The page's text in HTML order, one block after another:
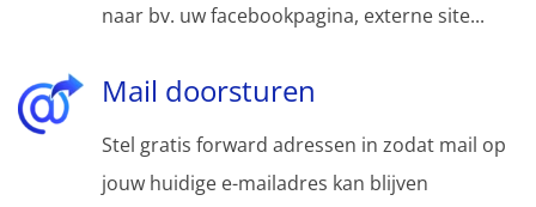
naar bv. uw facebookpagina, externe site...
Mail doorsturen
Stel gratis forward adressen in zodat mail op
jouw huidige e-mailadres kan blijven